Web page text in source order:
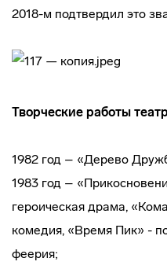
2018-м подтвердил это
Творческие работы
1982 год – «Дерево
1983 год –
героическая драма,
комедия, «Время Пик» -
феерия;